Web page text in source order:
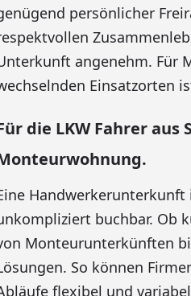
persönlicher
angenehm. Für
Einsatzorten
die LKW Fahrer
buchbar. Ob
Monteurunterkünften
So können
flexibel und